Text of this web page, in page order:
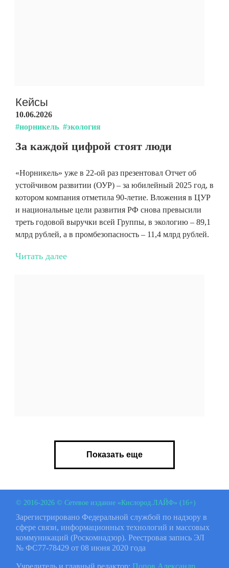
Кейсы
10.06.2026
#норникель #экология
За каждой цифрой стоят люди
«Норникель» уже в 22-ой раз презентовал Отчет об
устойчивом развитии (ОУР) – за юбилейный 2025 год, в
котором компания отметила 90-летие. Вложения в ЦУР
и национальные цели развития РФ снова превысили
треть годовой выручки всей Группы, в экологию – 89,1
млрд рублей, а в промбезопасность – 11,4 млрд рублей.
Читать далее
Показать еще
© 2016-2026 © Сетевое издание «Кислород.ЛАЙФ» (16+)
Зарегистрировано Федеральной службой по надзору в
сфере связи, информационных технологий и массовых
коммуникаций (Роскомнадзор). Реестровая запись ЭЛ
№ ФС77-78429 от 08 июня 2020 года
Учредитель и главный редактор: Попов Александр